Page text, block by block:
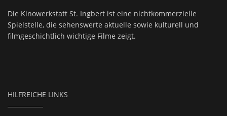
Die Kinowerkstatt St. Ingbert ist eine nichtkommerzielle
Spielstelle, die sehenswerte aktuelle sowie kulturell und
filmgeschichtlich wichtige Filme zeigt.
HILFREICHE LINKS